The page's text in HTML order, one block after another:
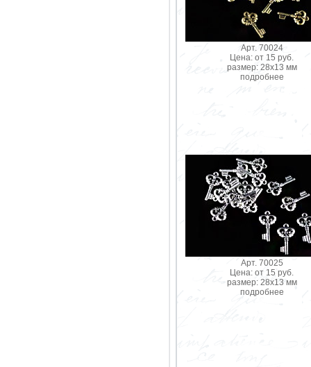
Арт. 70024
Цена: от 15 руб.
размер: 28х13 мм
подробнее
Арт. 70025
Цена: от 15 руб.
размер: 28х13 мм
подробнее